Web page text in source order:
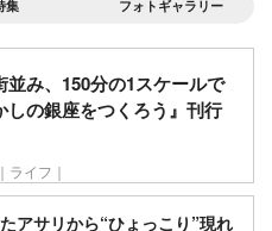
集 フォトギャラリー
並み、150分の1スケールで
の銀座をつくろう』刊行
｜ライフ｜
アサリから“ひょっこり”現れ